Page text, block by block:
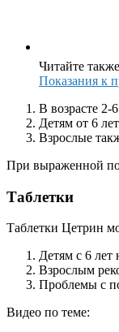
Читайте
Показания к
В возрасте 2-
Детям от 6
Взрослые
При выраженной
Таблетки
Таблетки Цетрин
Детям с 6
Взрослым
Проблемы с
Видео по теме: